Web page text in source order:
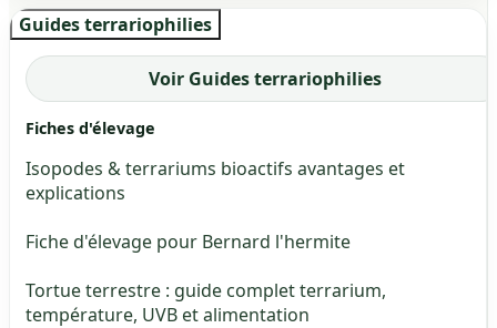
Guides terrariophilies
Voir Guides terrariophilies
Fiches d'élevage
Isopodes & terrariums bioactifs avantages et
explications
Fiche d'élevage pour Bernard l'hermite
Tortue terrestre : guide complet terrarium,
température, UVB et alimentation